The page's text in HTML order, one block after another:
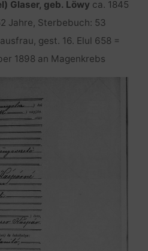
Glaser, geb. Löwy ca. 1845
Jahre, Sterbebuch: 53
gest. 16. Elul 658 =
1898 an Magenkrebs